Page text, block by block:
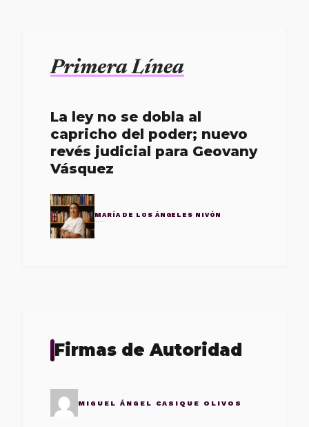
Primera Línea
La ley no se dobla al
capricho del poder; nuevo
revés judicial para Geovany
Vásquez
MARÍA DE LOS ÁNGELES NIVÓN
Firmas de Autoridad
MIGUEL ÁNGEL CASIQUE OLIVOS